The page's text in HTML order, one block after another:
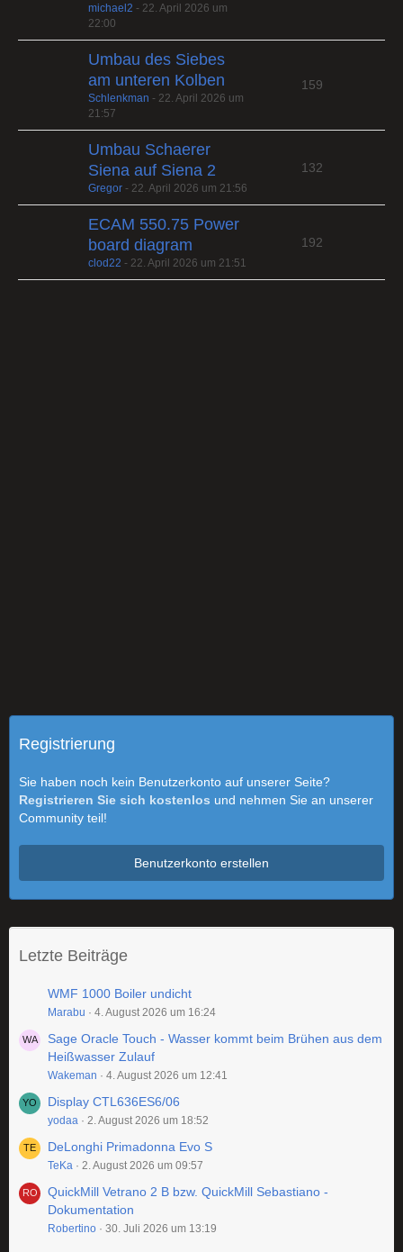
michael2 - 22. April 2026 um
22:00
Umbau des Siebes
am unteren Kolben
Schlenkman - 22. April 2026 um
21:57
159
Umbau Schaerer
Siena auf Siena 2
Gregor - 22. April 2026 um 21:56
132
ECAM 550.75 Power
board diagram
clod22 - 22. April 2026 um 21:51
192
Registrierung
Sie haben noch kein Benutzerkonto auf unserer Seite?
Registrieren Sie sich kostenlos und nehmen Sie an unserer
Community teil!
Benutzerkonto erstellen
Letzte Beiträge
WMF 1000 Boiler undicht
Marabu 4. August 2026 um 16:24
Sage Oracle Touch - Wasser kommt beim Brühen aus dem
Heißwasser Zulauf
Wakeman 4. August 2026 um 12:41
Display CTL636ES6/06
yodaa 2. August 2026 um 18:52
DeLonghi Primadonna Evo S
TeKa 2. August 2026 um 09:57
QuickMill Vetrano 2 B bzw. QuickMill Sebastiano -
Dokumentation
Robertino 30. Juli 2026 um 13:19